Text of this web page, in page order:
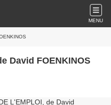
MENU
David FOENKINOS